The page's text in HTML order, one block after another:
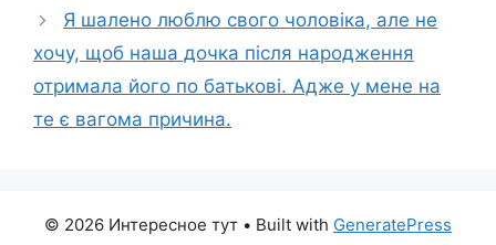
Я шалено люблю свого чоловіка, але не
хочу, щоб наша дочка після народження
отримала його по батькові. Адже у мене на
те є вагома причина.
© 2026 Интересное тут • Built with GeneratePress